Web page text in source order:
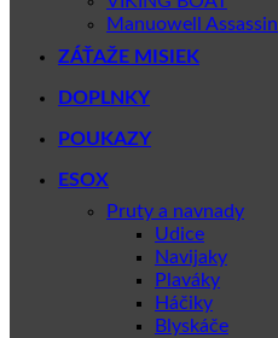
Manuowell Assassin
ZÁŤAŽE MISIEK
DOPLNKY
POUKAZY
ESOX
Pruty a navnady
Udice
Navijaky
Plaváky
Háčiky
Blyskáče